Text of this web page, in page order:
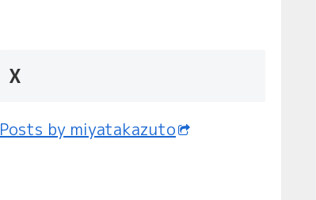
X
Posts by miyatakazuto